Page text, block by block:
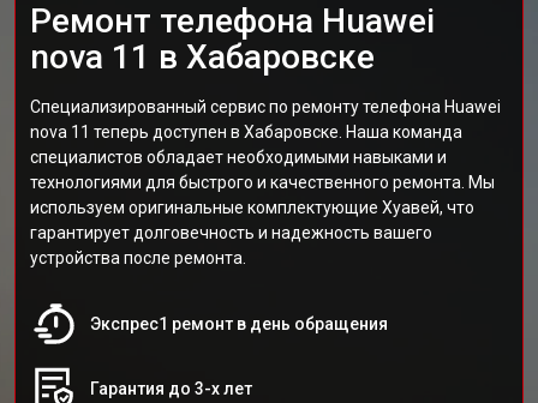
Ремонт телефона Huawei
nova 11 в Хабаровске
Специализированный сервис по ремонту телефона Huawei
nova 11 теперь доступен в Хабаровске. Наша команда
специалистов обладает необходимыми навыками и
технологиями для быстрого и качественного ремонта. Мы
используем оригинальные комплектующие Хуавей, что
гарантирует долговечность и надежность вашего
устройства после ремонта.
Экспрес1 ремонт в день обращения
Гарантия до 3-х лет